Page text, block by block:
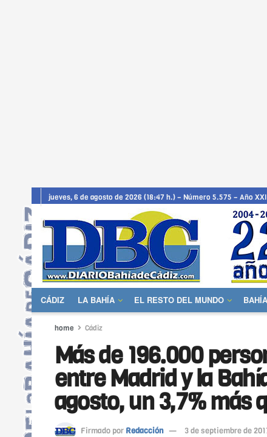
jueves, 6 de agosto de 2026 (18:47 h.) – Número 5.575 – Año
CÁDIZ LA BAHÍA EL RESTO DEL MUNDO
home Cádiz
Más de 196.000
entre Madrid y la
agosto, un 3,7% más
Firmado por Redacción 3 de septiembre de